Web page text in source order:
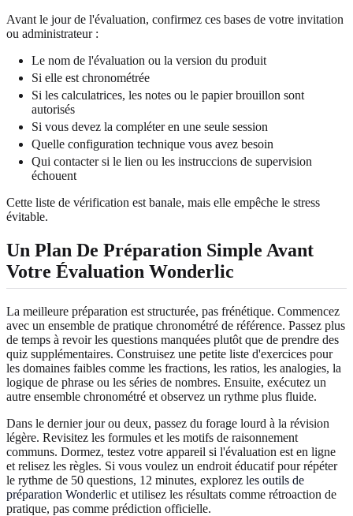
Avant le jour de l'évaluation, confirmez ces bases de votre invitation
ou administrateur :
Le nom de l'évaluation ou la version du produit
Si elle est chronométrée
Si les calculatrices, les notes ou le papier brouillon sont
autorisés
Si vous devez la compléter en une seule session
Quelle configuration technique vous avez besoin
Qui contacter si le lien ou les instruccions de supervision
échouent
Cette liste de vérification est banale, mais elle empêche le stress
évitable.
Un Plan De Préparation Simple Avant
Votre Évaluation Wonderlic
La meilleure préparation est structurée, pas frénétique. Commencez
avec un ensemble de pratique chronométré de référence. Passez plus
de temps à revoir les questions manquées plutôt que de prendre des
quiz supplémentaires. Construisez une petite liste d'exercices pour
les domaines faibles comme les fractions, les ratios, les analogies, la
logique de phrase ou les séries de nombres. Ensuite, exécutez un
autre ensemble chronométré et observez un rythme plus fluide.
Dans le dernier jour ou deux, passez du forage lourd à la révision
légère. Revisitez les formules et les motifs de raisonnement
communs. Dormez, testez votre appareil si l'évaluation est en ligne
et relisez les règles. Si vous voulez un endroit éducatif pour répéter
le rythme de 50 questions, 12 minutes, explorez les outils de
préparation Wonderlic et utilisez les résultats comme rétroaction de
pratique, pas comme prédiction officielle.